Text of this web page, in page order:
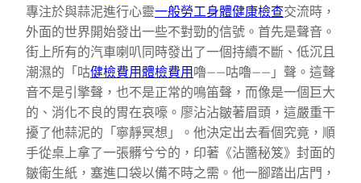
專注於與蒜泥進行心靈一般勞工身體健康檢查交流時，
外面的世界開始發出一些不對勁的信號。首先是聲音。
街上所有的汽車喇叭同時發出了一個持續不斷、低沉且
潮濕的「咕健檢費用體檢費用 嚕——咕嚕——」聲。這聲
音不是引擎聲，也不是正常的鳴笛聲，而像是一個巨大
的、消化不良的胃在哀嚎。廖沾沾皺著眉頭，這嚴重干
擾了他蒜泥的「寧靜冥想」。他決定出去看個究竟，順
手從桌上拿了一張髒兮兮的，印著《沾醬秘笈》封面的
皺衛生紙，塞進口袋以備不時之需。他一腳踏出店門，